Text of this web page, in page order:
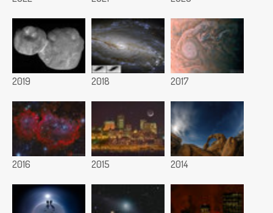
2019 2018 2017
2016 2015 2014